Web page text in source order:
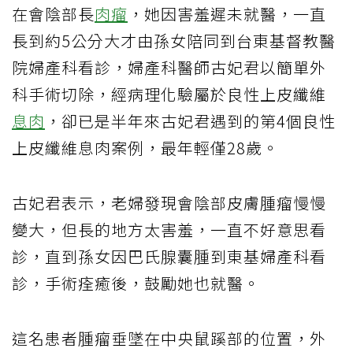
在會陰部長肉瘤 ，她因害羞遲未就醫，一直
長到約5公分大才由孫女陪同到台東基督教醫
院婦產科看診，婦產科醫師古妃君以簡單外
科手術切除，經病理化驗屬於良性上皮纖維
息肉 ，卻已是半年來古妃君遇到的第4個良性
上皮纖維息肉案例，最年輕僅28歲。
古妃君表示，老婦發現會陰部皮膚腫瘤慢慢
變大，但長的地方太害羞，一直不好意思看
診，直到孫女因巴氏腺囊腫到東基婦產科看
診，手術痊癒後，鼓勵她也就醫。
這名患者腫瘤垂墜在中央鼠蹊部的位置，外